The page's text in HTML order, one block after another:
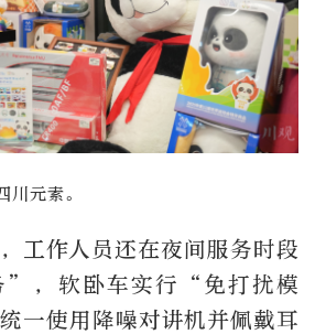
元素。
工作人员还在夜间服务时段
”，软卧车实行“免打扰模
一使用降噪对讲机并佩戴耳